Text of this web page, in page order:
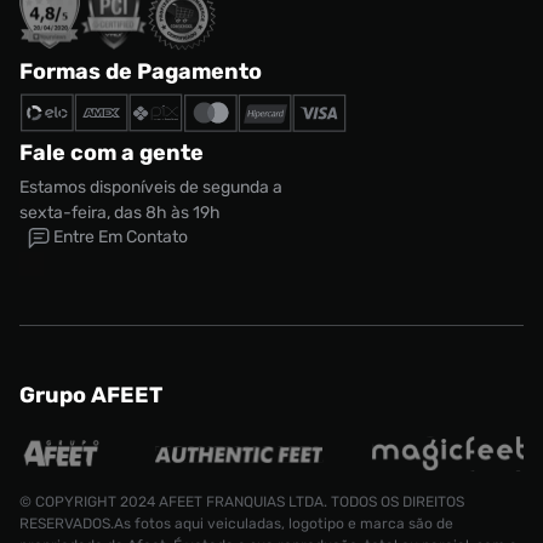
Formas de Pagamento
Fale com a gente
Estamos disponíveis de segunda a
sexta-feira, das 8h às 19h
Entre Em Contato
Grupo AFEET
© COPYRIGHT 2024 AFEET FRANQUIAS LTDA. TODOS OS DIREITOS
RESERVADOS.As fotos aqui veiculadas, logotipo e marca são de